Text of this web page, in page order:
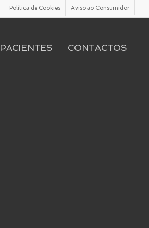
Política de Cookies Aviso ao Consumidor
PACIENTES CONTACTOS